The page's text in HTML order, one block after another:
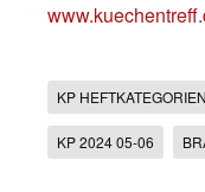
KP HEFTKATEGORIEN
KP 2024 05-06